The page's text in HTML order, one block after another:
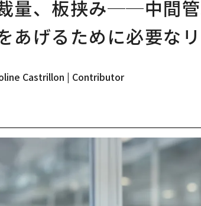
量、板挟み──中間
あげるために必要な
Castrillon | Contributor